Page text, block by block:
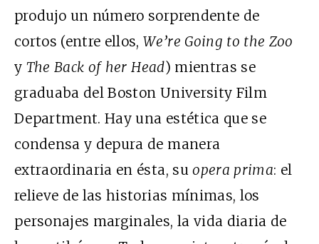
produjo un número sorprendente de
cortos (entre ellos,We’re Going to the Zoo
y The Back of her Head) mientras se
graduaba del Boston University Film
Department. Hay una estética que se
condensa y depura de manera
extraordinaria en ésta, suopera prima: el
relieve de las historias mínimas, los
personajes marginales, la vida diaria de